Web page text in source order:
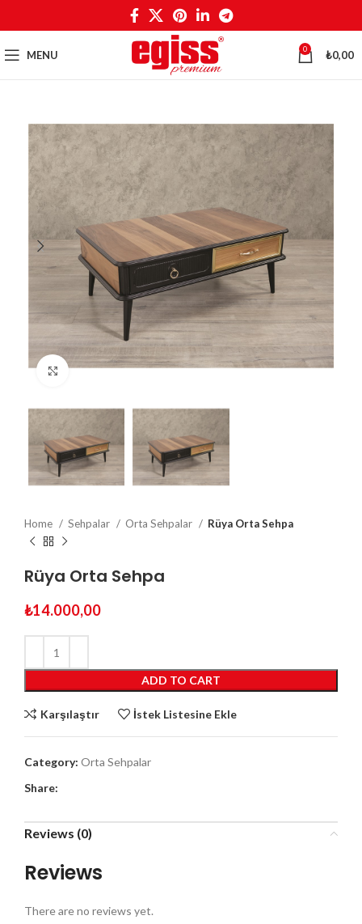
MENU 0 ₺0,00
Click to enlarge
Home Sehpalar Orta Sehpalar Rüya Orta Sehpa
Rüya Orta Sehpa
₺14.000,00
ADD TO CART
Karşılaştır İstek Listesine Ekle
Category: Orta Sehpalar
Share:
Reviews (0)
Reviews
There are no reviews yet.